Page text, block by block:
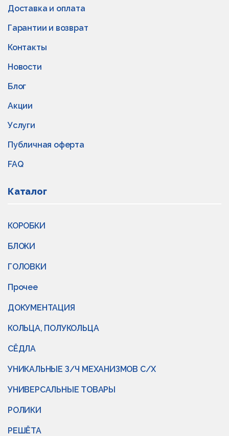
Доставка и оплата
Гарантии и возврат
Контакты
Новости
Блог
Акции
Услуги
Публичная оферта
FAQ
Каталог
КОРОБКИ
БЛОКИ
ГОЛОВКИ
Прочее
ДОКУМЕНТАЦИЯ
КОЛЬЦА, ПОЛУКОЛЬЦА
СЁДЛА
УНИКАЛЬНЫЕ З/Ч МЕХАНИЗМОВ С/Х
УНИВЕРСАЛЬНЫЕ ТОВАРЫ
РОЛИКИ
РЕШЁТА